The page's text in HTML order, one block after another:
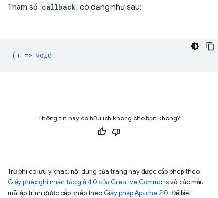
Tham số callback có dạng như sau:
() => void
Thông tin này có hữu ích không cho bạn không?
Trừ phi có lưu ý khác, nội dung của trang này được cấp phép theo
Giấy phép ghi nhận tác giả 4.0 của Creative Commonsvà các mẫu
mã lập trình được cấp phép theo Giấy phép Apache 2.0. Để biết